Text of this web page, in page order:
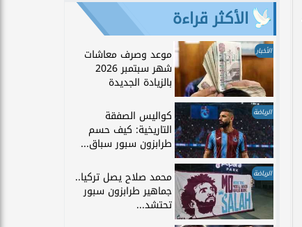
الأكثر قراءة
الأخبار موعد وصرف معاشات
شهر سبتمبر 2026
بالزيادة الجديدة
الرياضة كواليس الصفقة
التاريخية: كيف حسم
طرابزون سبور سباق...
الرياضة محمد صلاح يصل تركيا..
جماهير طرابزون سبور
تحتشد...